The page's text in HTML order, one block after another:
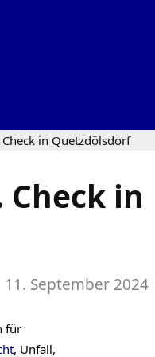
in Quetzdölsdorf
in
11. September 2024
für
, Unfall,